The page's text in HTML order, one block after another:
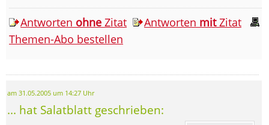
Antworten ohne Zitat Antworten mitZitat
Themen-Abo bestellen
am 31.05.2005 um 14:27 Uhr
... hat Salatblatt geschrieben: